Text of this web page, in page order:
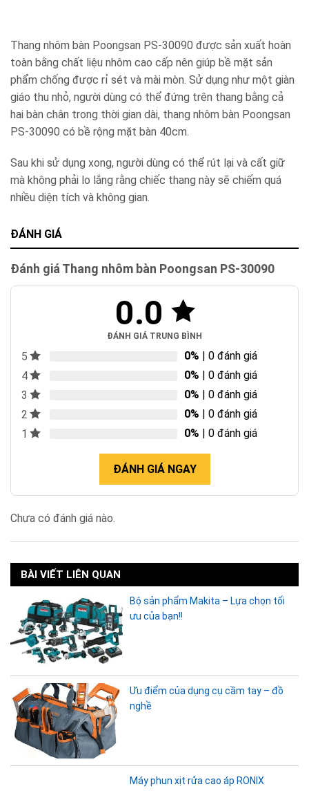
Thang nhôm bàn Poongsan PS-30090 được sản xuất hoàn
toàn bằng chất liệu nhôm cao cấp nên giúp bề mặt sản
phẩm chống được rỉ sét và mài mòn. Sử dụng như một giàn
giáo thu nhỏ, người dùng có thể đứng trên thang bằng cả
hai bàn chân trong thời gian dài, thang nhôm bàn Poongsan
PS-30090 có bề rộng mặt bàn 40cm.
Sau khi sử dụng xong, người dùng có thể rút lại và cất giữ
mà không phải lo lắng rằng chiếc thang này sẽ chiếm quá
nhiều diện tích và không gian.
ĐÁNH GIÁ
Đánh giá Thang nhôm bàn Poongsan PS-30090
0.0
ĐÁNH GIÁ TRUNG BÌNH
5 0% | 0 đánh giá
4
0% | 0 đánh giá
3
0% | 0 đánh giá
2
0% | 0 đánh giá
1
0% | 0 đánh giá
ĐÁNH GIÁ NGAY
Chưa có đánh giá nào.
BÀI VIẾT LIÊN QUAN
Bộ sản phẩm Makita – Lựa chọn tối
ưu của bạn!!
Ưu điểm của dụng cụ cầm tay – đồ
nghề
Máy phun xịt rửa cao áp RONIX